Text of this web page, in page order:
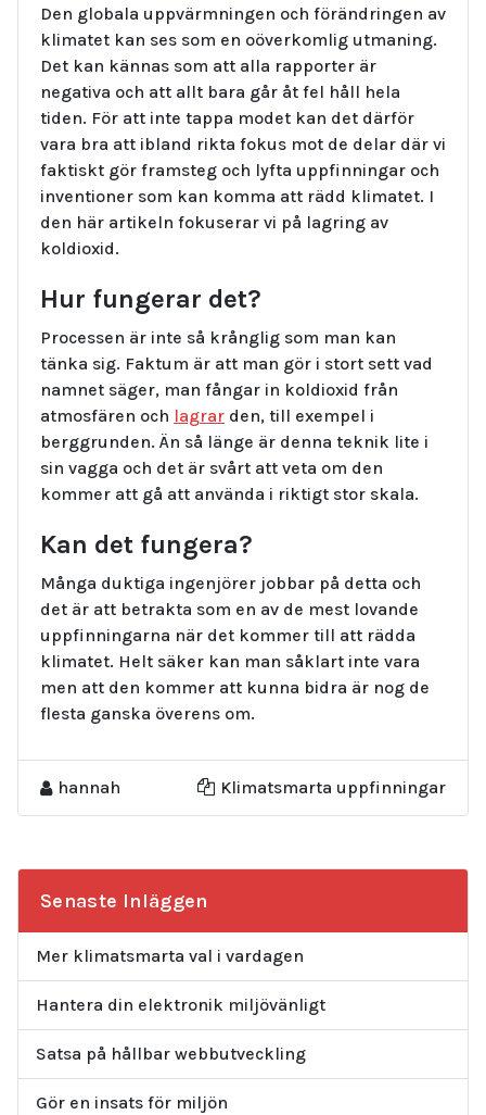
Den globala uppvärmningen och förändringen av
klimatet kan ses som en oöverkomlig utmaning.
Det kan kännas som att alla rapporter är
negativa och att allt bara går åt fel håll hela
tiden. För att inte tappa modet kan det därför
vara bra att ibland rikta fokus mot de delar där vi
faktiskt gör framsteg och lyfta uppfinningar och
inventioner som kan komma att rädd klimatet. I
den här artikeln fokuserar vi på lagring av
koldioxid.
Hur fungerar det?
Processen är inte så krånglig som man kan
tänka sig. Faktum är att man gör i stort sett vad
namnet säger, man fångar in koldioxid från
atmosfären och lagrar den, till exempel i
berggrunden. Än så länge är denna teknik lite i
sin vagga och det är svårt att veta om den
kommer att gå att använda i riktigt stor skala.
Kan det fungera?
Många duktiga ingenjörer jobbar på detta och
det är att betrakta som en av de mest lovande
uppfinningarna när det kommer till att rädda
klimatet. Helt säker kan man såklart inte vara
men att den kommer att kunna bidra är nog de
flesta ganska överens om.
hannah Klimatsmarta uppfinningar
Senaste Inläggen
Mer klimatsmarta val i vardagen
Hantera din elektronik miljövänligt
Satsa på hållbar webbutveckling
Gör en insats för miljön